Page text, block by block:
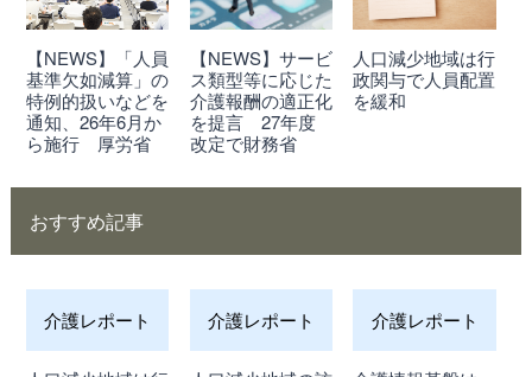
【NEWS】「人員
基準欠如減算」の
特例的扱いなどを
通知、26年6月か
ら施行 厚労省
【NEWS】サービ
ス類型等に応じた
介護報酬の適正化
を提言 27年度
改定で財務省
人口減少地域は行
政関与で人員配置
を緩和
おすすめ記事
介護レポート 介護レポート 介護レポート